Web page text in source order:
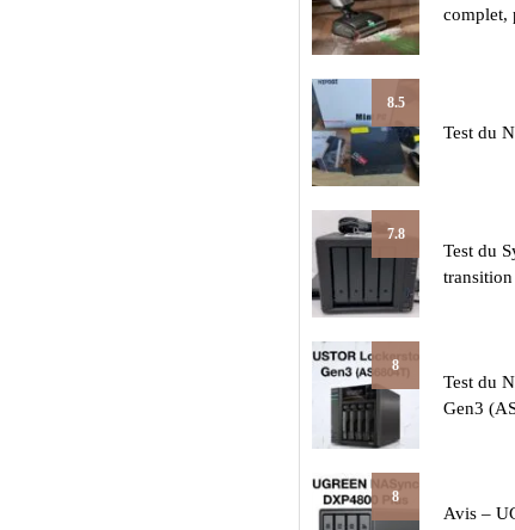
complet,
8.5
Test du
7.8
Test du
8
Test du
Gen3
8
Avis –